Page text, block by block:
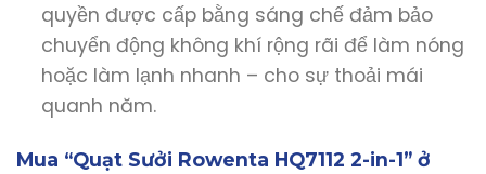
quyền được cấp bằng sáng chế đảm bảo
chuyển động không khí rộng rãi để làm nóng
hoặc làm lạnh nhanh – cho sự thoải mái
quanh năm.
Mua “Quạt Sưởi Rowenta HQ7112 2-in-1” ở